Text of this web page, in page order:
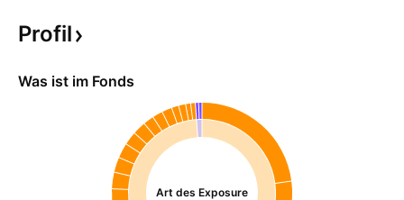
Profil
Was ist im Fonds
Art des Exposure